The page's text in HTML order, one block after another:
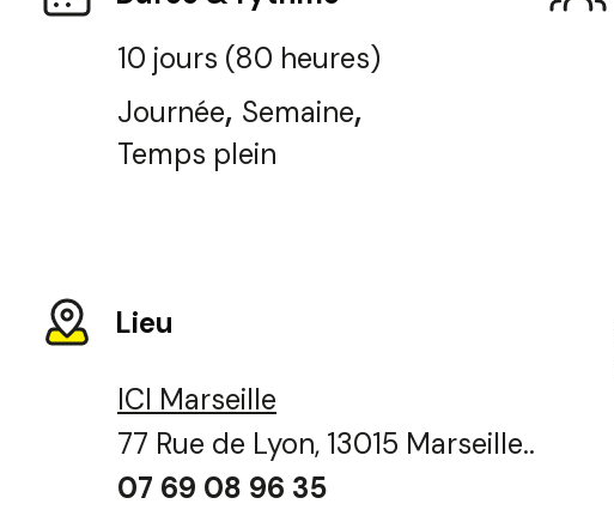
10 jours (80 heures)
Journée, Semaine,
Temps plein
Lieu
ICI Marseille
77 Rue de Lyon, 13015 Marseille..
07 69 08 96 35